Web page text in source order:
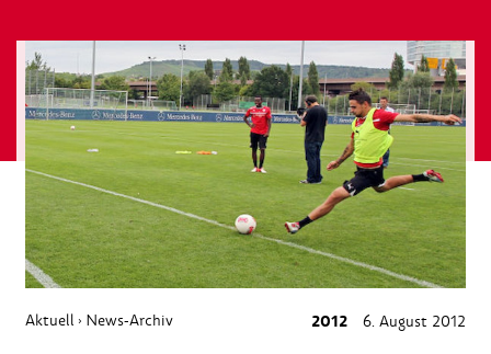
Aktuell › News-Archiv 2012 6. August 2012